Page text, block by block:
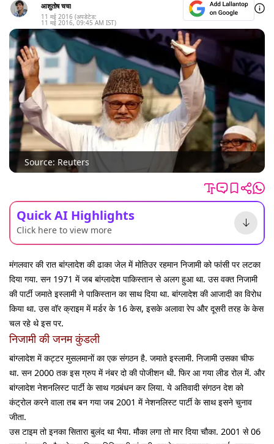
आशुतोष चचा
11 मई 2016 (अपडेटेड:
11 मई 2016, 09:45 AM IST)
Source: Reuters
Quick AI Highlights
Click here to view more
मंगलवार की रात बांग्लादेश की ढाका जेल में मोतिउर रहमान निजामी को फांसी पर लटका
दिया गया. सन 1971 में जब बांग्लादेश पाकिस्तान से अलग हुआ था. उस वक्त निजामी
की पार्टी जमाते इस्लामी ने पाकिस्तान का साथ दिया था. बांग्लादेश की आजादी का विरोध
किया था. उस वॉर क्राइम में मर्डर के 16 केस, इसके अलावा रेप और दूसरी तरह के केस
चल रहे थे इस पर.
निजामी की जनम कुंडली
बांग्लादेश में कट्टर मुसलमानों का एक संगठन है. जमाते इस्लामी. निजामी उसका चीफ
था. सन 2000 तक इस ग्रुप में नंबर दो की पोजीशन थी. फिर आ गया लीड रोल में. और
बांग्लादेश नेशनलिस्ट पार्टी के साथ गठबंधन कर लिया. ये अतिवादी संगठन देश को
कंट्रोल करने वाला तब बन गया जब 2001 में नेशनलिस्ट पार्टी के साथ इसने चुनाव
जीता.
उस टाइम तो इनका सितारा बुलंद था भैया. मौका लगा तो मार दिया चौका. 2001 से 06